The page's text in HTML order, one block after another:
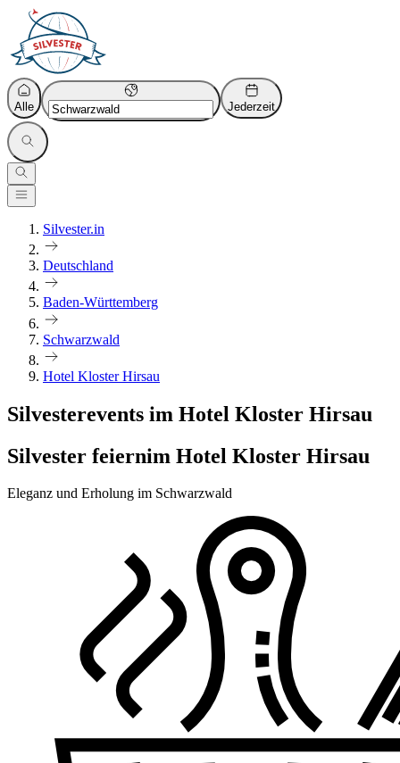
Alle Jederzeit
Silvester.in
Deutschland
Baden-Württemberg
Schwarzwald
Hotel Kloster Hirsau
Silvesterevents im Hotel Kloster Hirsau
Silvester feiernim Hotel Kloster Hirsau
Eleganz und Erholung im Schwarzwald